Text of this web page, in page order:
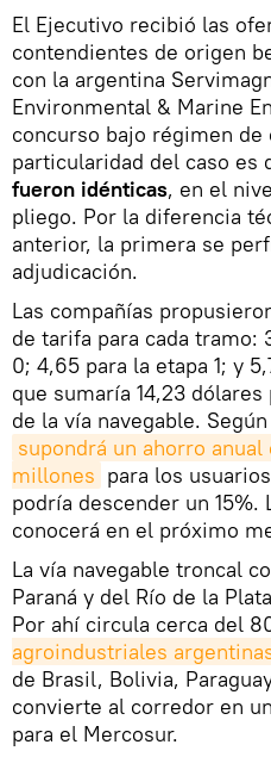
El Ejecutivo recibió las
contendientes de origen
con la argentina
Environmental & Marine
concurso bajo régimen de
particularidad del caso es
fueron idénticas, en el
pliego. Por la diferencia
anterior, la primera se
adjudicación.
Las compañías
de tarifa para cada tramo:
0; 4,65 para la etapa 1; y
que sumaría 14,23
de la vía navegable.
supondrá un ahorro
millones para los
podría descender un
conocerá en el próximo
La vía navegable troncal
Paraná y del Río de la
Por ahí circula cerca del
agroindustriales
de Brasil, Bolivia,
convierte al corredor en
para el Mercosur.